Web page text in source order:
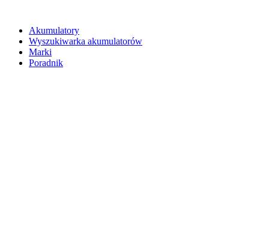
Akumulatory
Wyszukiwarka akumulatorów
Marki
Poradnik